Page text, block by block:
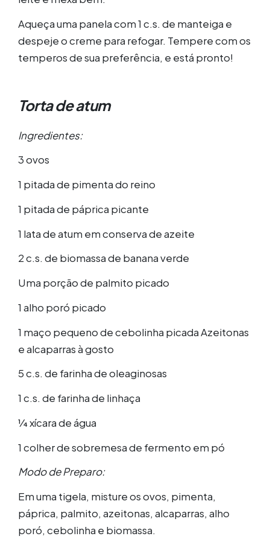
Aqueça uma panela com 1 c.s. de manteiga e
despeje o creme para refogar. Tempere com os
temperos de sua preferência, e está pronto!
Torta de atum
Ingredientes:
3 ovos
1 pitada de pimenta do reino
1 pitada de páprica picante
1 lata de atum em conserva de azeite
2 c.s. de biomassa de banana verde
Uma porção de palmito picado
1 alho poró picado
1 maço pequeno de cebolinha picada Azeitonas
e alcaparras à gosto
5 c.s. de farinha de oleaginosas
1 c.s. de farinha de linhaça
1⁄4 xícara de água
1 colher de sobremesa de fermento em pó
Modo de Preparo:
Em uma tigela, misture os ovos, pimenta,
páprica, palmito, azeitonas, alcaparras, alho
poró, cebolinha e biomassa.